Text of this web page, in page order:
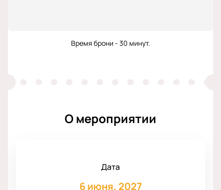
Время брони - 30 минут.
О мероприятии
Дата
6 июня, 2027